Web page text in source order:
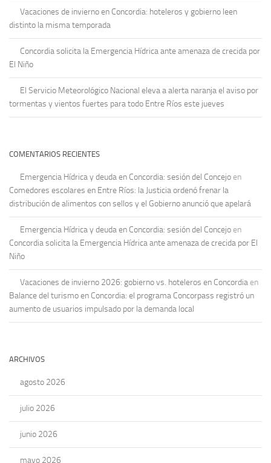
Vacaciones de invierno en Concordia: hoteleros y gobierno leen
distinto la misma temporada
Concordia solicita la Emergencia Hídrica ante amenaza de crecida por
El Niño
El Servicio Meteorológico Nacional eleva a alerta naranja el aviso por
tormentas y vientos fuertes para todo Entre Ríos este jueves
COMENTARIOS RECIENTES
Emergencia Hídrica y deuda en Concordia: sesión del Concejo en
Comedores escolares en Entre Ríos: la Justicia ordenó frenar la
distribución de alimentos con sellos y el Gobierno anunció que apelará
Emergencia Hídrica y deuda en Concordia: sesión del Concejo en
Concordia solicita la Emergencia Hídrica ante amenaza de crecida por El
Niño
Vacaciones de invierno 2026: gobierno vs. hoteleros en Concordia en
Balance del turismo en Concordia: el programa Concorpass registró un
aumento de usuarios impulsado por la demanda local
ARCHIVOS
agosto 2026
julio 2026
junio 2026
mayo 2026